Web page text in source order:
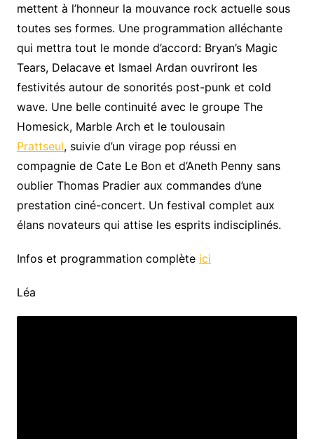
mettent à l’honneur la mouvance rock actuelle sous
toutes ses formes. Une programmation alléchante
qui mettra tout le monde d’accord: Bryan’s Magic
Tears, Delacave et Ismael Ardan ouvriront les
festivités autour de sonorités post-punk et cold
wave. Une belle continuité avec le groupe The
Homesick, Marble Arch et le toulousain
Prattseul, suivie d’un virage pop réussi en
compagnie de Cate Le Bon et d’Aneth Penny sans
oublier Thomas Pradier aux commandes d’une
prestation ciné-concert. Un festival complet aux
élans novateurs qui attise les esprits indisciplinés.
Infos et programmation complète ici
Léa